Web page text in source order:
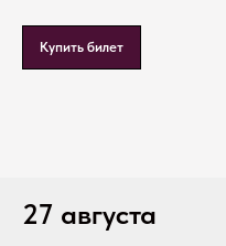
Купить билет
27 августа